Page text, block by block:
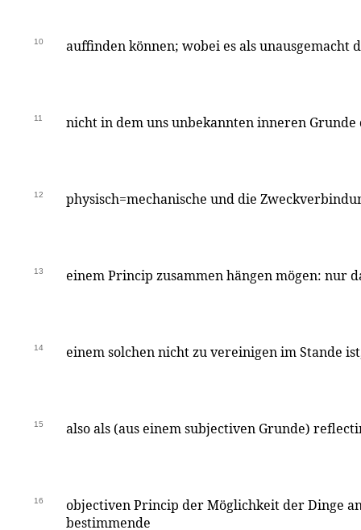
10 auffinden können; wobei es als unausgemacht
11 nicht in dem uns unbekannten inneren
12 physisch=mechanische und die
13 einem Princip zusammen hängen mögen: nur
14 einem solchen nicht zu vereinigen im Stande
15 also als (aus einem subjectiven Grunde)
16
objectiven Princip der Möglichkeit der Dinge
bestimmende